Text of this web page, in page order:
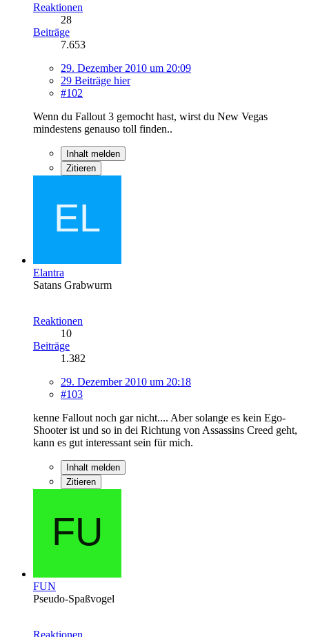
Reaktionen
28
Beiträge
7.653
29. Dezember 2010 um 20:09
29 Beiträge hier
#102
Wenn du Fallout 3 gemocht hast, wirst du New Vegas
mindestens genauso toll finden..
Inhalt melden
Zitieren
Elantra
Satans Grabwurm
Reaktionen
10
Beiträge
1.382
29. Dezember 2010 um 20:18
#103
kenne Fallout noch gar nicht.... Aber solange es kein Ego-
Shooter ist und so in dei Richtung von Assassins Creed geht,
kann es gut interessant sein für mich.
Inhalt melden
Zitieren
FUN
Pseudo-Spaßvogel
Reaktionen